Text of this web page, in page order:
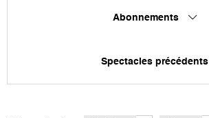
Abonnements
Spectacles précédents